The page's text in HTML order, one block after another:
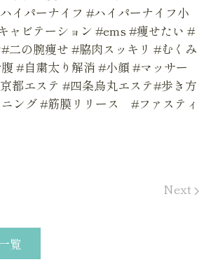
イパーナイフ #ハイパーナイフ小
ビテーション #ems #痩せたい #
二の腕痩せ #脇肉スッキリ #むくみ
#自粛太り解消 #小顔 #マッサー
都エステ #四条烏丸エステ#歩き方
ング #筋膜リリース #ファスティ
Next
覧